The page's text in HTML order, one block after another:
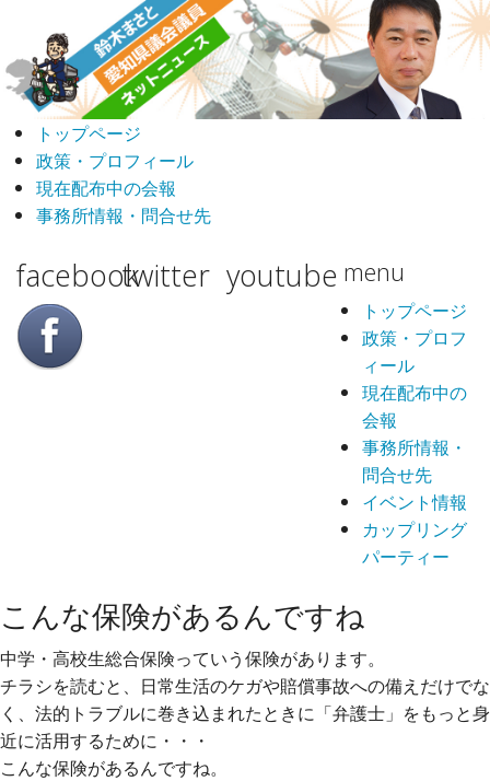
トップページ
政策・プロフィール
現在配布中の会報
事務所情報・問合せ先
facebooktwitter youtube menu
トップページ
政策・プロフ
ィール
現在配布中の
会報
事務所情報・
問合せ先
イベント情報
カップリング
パーティー
こんな保険があるんですね
中学・高校生総合保険っていう保険があります。
チラシを読むと、日常生活のケガや賠償事故への備えだけでな
く、法的トラブルに巻き込まれたときに「弁護士」をもっと身
近に活用するために・・・
こんな保険があるんですね。